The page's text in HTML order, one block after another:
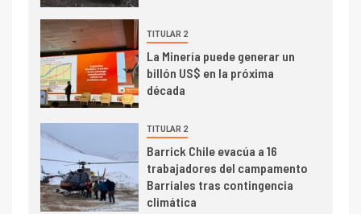
3
PIB minero impacta el
crecimiento regional: Banco
trimestre
I+D
Informe bimensual de
Cochilco: precio del cobre
alcanza máximos por escasez
TITULAR 2
La Minería puede generar un
billón US$ en la próxima
década
TITULAR 2
Barrick Chile evacúa a 16
trabajadores del campamento
Barriales tras contingencia
climática